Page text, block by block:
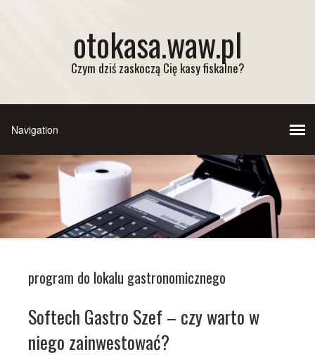
otokasa.waw.pl
Czym dziś zaskoczą Cię kasy fiskalne?
program do lokalu gastronomicznego
Softech Gastro Szef – czy warto w
niego zainwestować?